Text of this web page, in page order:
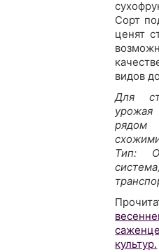
Сорт
ценят
видов
Для
урожая
Тип:
культур.